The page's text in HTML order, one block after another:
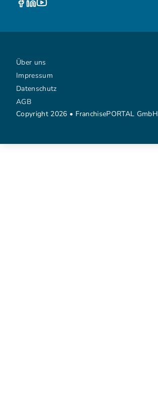
Copyright 2026 • FranchisePORTAL GmbH
Über uns
Impressum
Datenschutz
AGB